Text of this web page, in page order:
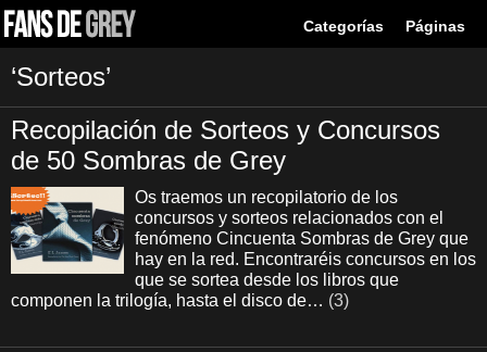
Categorías Páginas
‘Sorteos’
Recopilación de Sorteos y Concursos
de 50 Sombras de Grey
Os traemos un recopilatorio de los
concursos y sorteos relacionados con el
fenómeno Cincuenta Sombras de Grey que
hay en la red. Encontraréis concursos en los
que se sortea desde los libros que
componen la trilogía, hasta el disco de… (3)